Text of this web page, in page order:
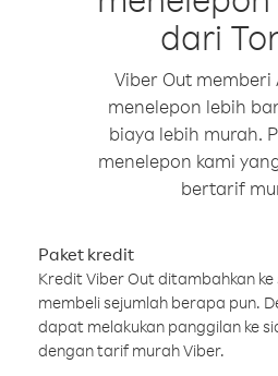
dari
Viber Out memberi
menelepon lebih
biaya lebih murah.
menelepon kami
bertarif
Paket kredit
Kredit Viber Out ditambahkan
membeli sejumlah berapa pun.
dapat melakukan panggilan ke
dengan tarif murah Viber.